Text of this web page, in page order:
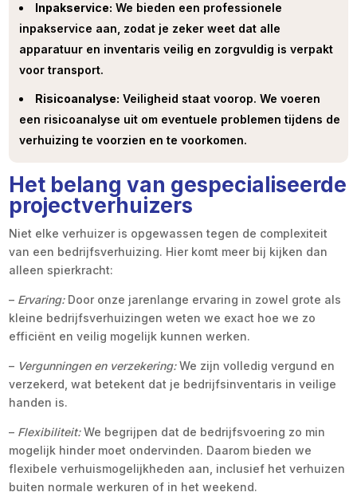
Inpakservice: We bieden een professionele
inpakservice aan, zodat je zeker weet dat alle
apparatuur en inventaris veilig en zorgvuldig is verpakt
voor transport.
Risicoanalyse: Veiligheid staat voorop. We voeren
een risicoanalyse uit om eventuele problemen tijdens de
verhuizing te voorzien en te voorkomen.
Het belang van gespecialiseerde
projectverhuizers
Niet elke verhuizer is opgewassen tegen de complexiteit
van een bedrijfsverhuizing. Hier komt meer bij kijken dan
alleen spierkracht:
– Ervaring:Door onze jarenlange ervaring in zowel grote als
kleine bedrijfsverhuizingen weten we exact hoe we zo
efficiënt en veilig mogelijk kunnen werken.
– Vergunningen en verzekering:We zijn volledig vergund en
verzekerd, wat betekent dat je bedrijfsinventaris in veilige
handen is.
– Flexibiliteit:We begrijpen dat de bedrijfsvoering zo min
mogelijk hinder moet ondervinden. Daarom bieden we
flexibele verhuismogelijkheden aan, inclusief het verhuizen
buiten normale werkuren of in het weekend.